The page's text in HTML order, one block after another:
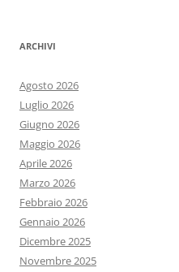
ARCHIVI
Agosto 2026
Luglio 2026
Giugno 2026
Maggio 2026
Aprile 2026
Marzo 2026
Febbraio 2026
Gennaio 2026
Dicembre 2025
Novembre 2025